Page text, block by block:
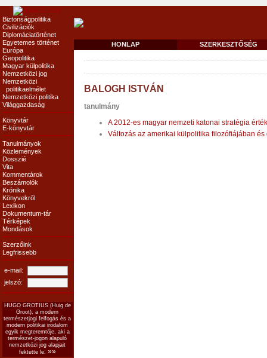
Biztonságpolitika
Civilizációk
Diplomáciatörténet
Egyetemes történet
Európa
Geopolitika
Magyar külpolitika
Nemzetközi jog
Nemzetközi
politikaelmélet
Nemzetközi politika
Világgazdaság
Könyvtár
E-könyvtár
Tanulmányok
Közlemények
Dosszié
Vita
Kommentárok
Beszámolók
Krónika
Könyvekről
Lexikon
Dokumentum-tár
Térképek
Mondások
Szerzőink
Legfrissebb
e-mail:
jelszó:
HUGO GROTIUS (Huig de
Groot), a modern
természetjogi felfogás és a
modern politikai irodalom
egyik megteremtője, aki a
természet-jogon alapuló
nemzetközi jog alapjait
fektette le. »»
HONLAP SZERKESZTŐSÉG
BALOGH ISTVÁN
tanulmány
A 2012-es magyar nemzeti katonai stratégia
Változás az amerikai külpolitika filozófiájában